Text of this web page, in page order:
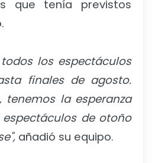
que tenía previstos
los espectáculos
finales de agosto.
tenemos la esperanza
de otoño
añadió su equipo.